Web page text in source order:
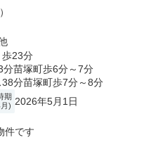
歩23分
苗塚町歩6分～7分
38分苗塚町歩7分～8分
期
) 2026年5月1日
件です